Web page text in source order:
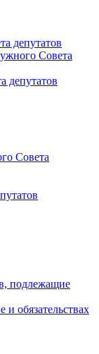
депутатов
Совета
депутатов
Совета
подлежащие
и обязательствах